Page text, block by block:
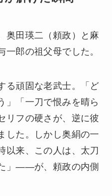
奥田瑛二（頼政）と麻
郎の祖父母でした。
る頑固な老武士。「ど
」「一刀で恨みを晴ら
フの硬さが、逆に彼
した。しかし奥絹の一
来、この人は、太刀
」——が、頼政の内側